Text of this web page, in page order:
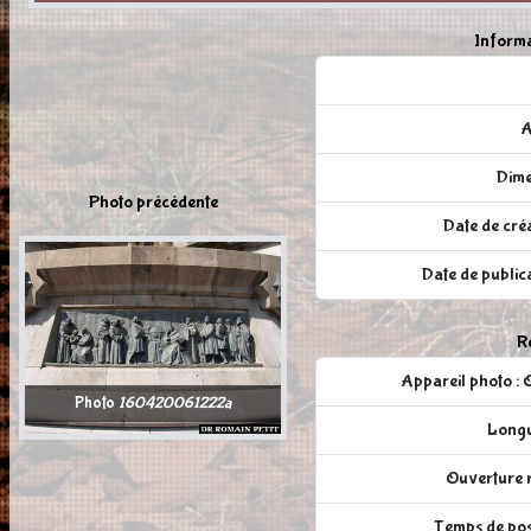
Photo précédente
Photo 160420061222a
Date de
Date de
Appareil photo :
Ouverture
Temps de